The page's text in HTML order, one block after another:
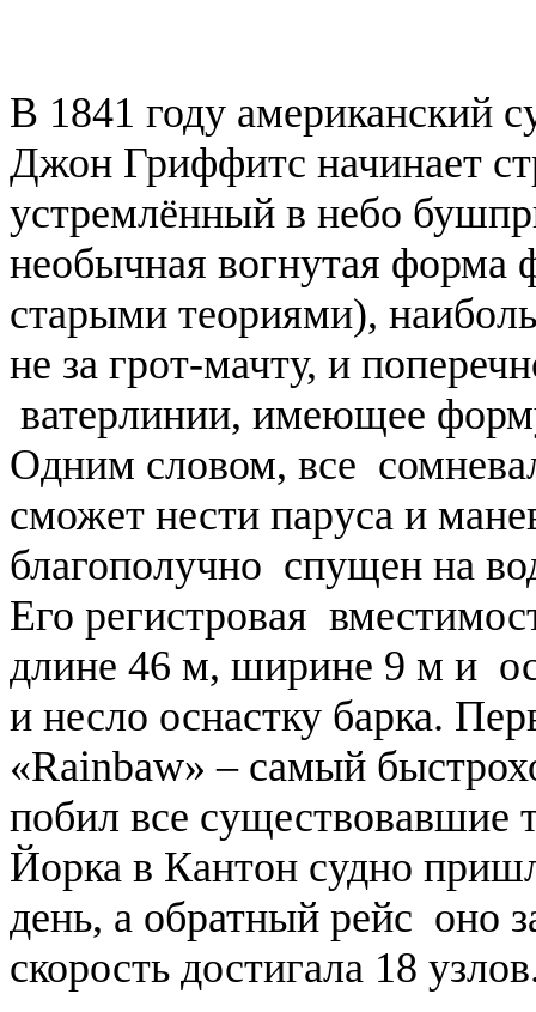
В 1841 году американский
Джон Гриффитс начинает
устремлённый в небо
необычная вогнутая форма
старыми теориями),
не за грот-мачту, и
ватерлинии, имеющее
Одним словом, все
сможет нести паруса и
благополучно спущен на
Его регистровая
длине 46 м, ширине 9 м и
и несло оснастку барка.
«Rainbaw» – самый
побил все существовавшие
Йорка в Кантон судно
день, а обратный рейс оно
скорость достигала 18